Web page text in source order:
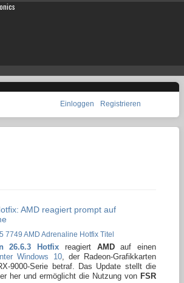
Einloggen Registrieren
AMD reagiert prompt auf
26.6.3 Hotfix reagiert AMDauf einen
Windows 10, der Radeon-Grafikkarten
9000-Serie betraf. Das Update stellt die
her und ermöglicht die Nutzung von FSR